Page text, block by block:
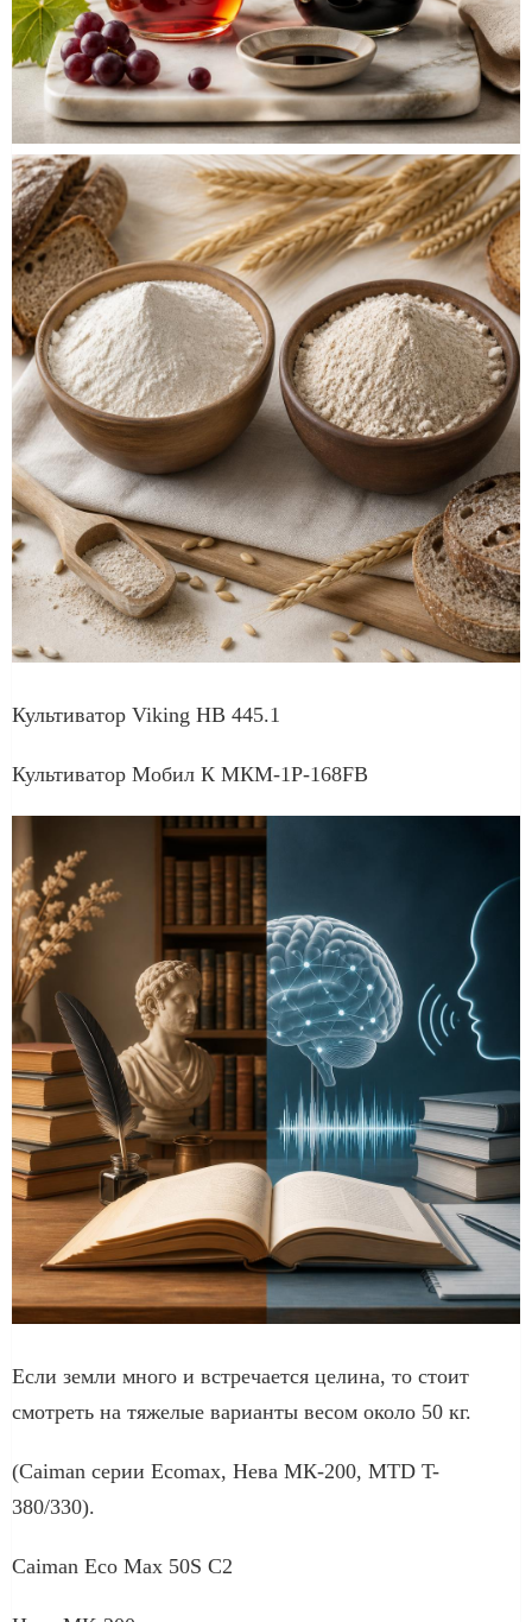
Культиватор Viking HB 445.1
Культиватор Мобил К МКМ-1Р-168FB
Если земли много и встречается целина, то стоит
смотреть на тяжелые варианты весом около 50 кг.
(Caiman серии Ecomax, Нева МК-200, MTD T-
380/330).
Caiman Eco Max 50S C2